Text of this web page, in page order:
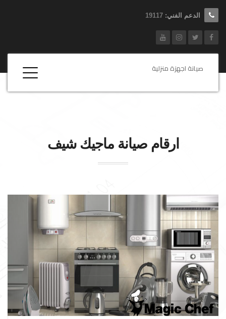
الدعم الفني: 19117
صيانة اجهزة منزلية
ارقام صيانةماجيك شيف